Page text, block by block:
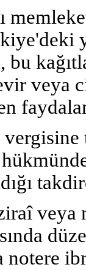
bu
veya
veya
notere